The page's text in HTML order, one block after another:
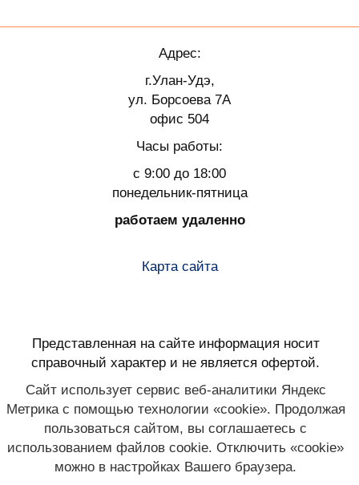
Адрес:
г.Улан-Удэ,
ул. Борсоева 7А
офис 504
Часы работы:
с 9:00 до 18:00
понедельник-пятница
работаем удаленно
Карта сайта
Представленная на сайте информация носит
справочный характер и не является офертой.
Сайт использует сервис веб-аналитики Яндекс
Метрика с помощью технологии «cookie». Продолжая
пользоваться сайтом, вы соглашаетесь с
использованием файлов cookie. Отключить «cookie»
можно в настройках Вашего браузера.